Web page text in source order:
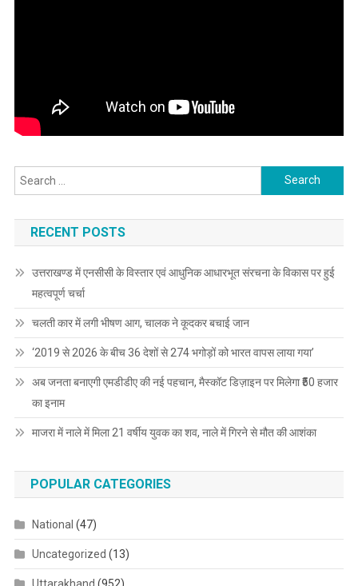
Search
for:
RECENT POSTS
उत्तराखण्ड में एनसीसी के विस्तार एवं आधुनिक आधारभूत संरचना के विकास पर हुई
महत्वपूर्ण चर्चा
चलती कार में लगी भीषण आग, चालक ने कूदकर बचाई जान
‘2019 से 2026 के बीच 36 देशों से 274 भगोड़ों को भारत वापस लाया गया’
अब जनता बनाएगी एमडीडीए की नई पहचान, मैस्कॉट डिज़ाइन पर मिलेगा ₹50 हजार
का इनाम
माजरा में नाले में मिला 21 वर्षीय युवक का शव, नाले में गिरने से मौत की आशंका
POPULAR CATEGORIES
National (47)
Uncategorized (13)
Uttarakhand (952)